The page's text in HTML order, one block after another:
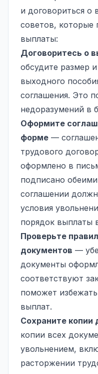
и договориться о
советов, которые
выплаты:
Договоритесь о
обсудите размер
выходного
соглашения. Это
недоразумений в
Оформите
форме —
трудового
оформлено в
подписано
соглашении
условия
порядок выплаты
Проверьте
документов —
документы
соответствуют
поможет
выплат.
Сохраните копии
копии всех
увольнением,
расторжении